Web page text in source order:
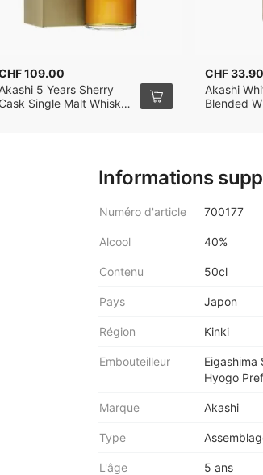
Informations
Numéro d'article 700177
Alcool 40%
Contenu 50cl
Pays Japon
Région Kinki
Embouteilleur
Hyogo
Marque Akashi
Type
L'âge 5 ans
109.00
Akashi 5 Years Sherry
Cask Single Malt Whisky
CHF 33.90
Akashi
Blended